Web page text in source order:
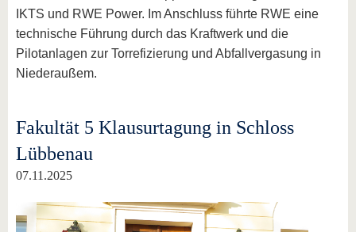
IKTS und RWE Power. Im Anschluss führte RWE eine
technische Führung durch das Kraftwerk und die
Pilotanlagen zur Torrefizierung und Abfallvergasung in
Niederaußem.
Fakultät 5 Klausurtagung in Schloss
Lübbenau
07.11.2025